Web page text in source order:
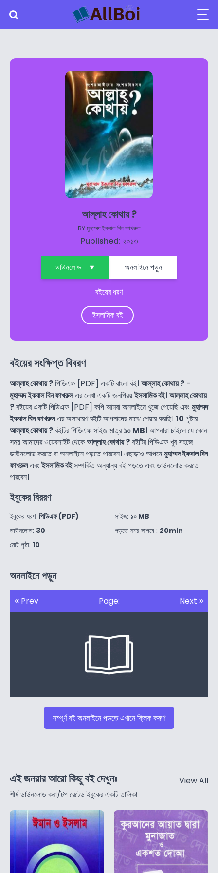
আল্লাহ কোথায় ?
BYমুহাম্মদ ইকবাল বিন ফাখরুল
Published: ২০১৩
ডাউনলোড অনলাইনে পড়ুন
বইয়ের ধরণ
ইসলামিক বই
বইয়ের সংক্ষিপ্ত বিবরণ
আল্লাহ কোথায় ?পিডিএফ [PDF] একটি বাংলা বই। আল্লাহ কোথায় ? -
মুহাম্মদ ইকবাল বিন ফাখরুলএর লেখা একটি জনপ্রিয়ইসলামিক বই। আল্লাহ কোথায়
?বইয়ের একটি পিডিএফ [PDF] কপি আমরা অনলাইনে খুজে পেয়েছি এবংমুহাম্মদ
ইকবাল বিন ফাখরুলএর অসাধারণ বইটি আপনাদের মাঝে শেয়ার করছি। 10 পৃষ্টার
আল্লাহ কোথায় ?বইটির পিডিএফ সাইজ মাত্র১০ MB। আপনারা চাইলে যে কোন
সময় আমাদের ওয়েবসাইট থেকেআল্লাহ কোথায় ?বইটির পিডিএফ খুব সহজে
ডাউনলোড করতে বা অনলাইনে পড়তে পারবেন। এছাড়াও আপনেমুহাম্মদ ইকবাল বিন
ফাখরুলএবংইসলামিক বইসম্পর্কিত অন্যান্য বই পড়তে এবং ডাউনলোড করতে
পারবেন।
ইবুকের বিররণ
ইবুকের ধরণ: পিডিএফ (PDF)
ডাউনলোড: 30
মোট পৃষ্ঠা: 10
সাইজ: ১০ MB
পড়তে সময় লাগবে : 20min
অনলাইনে পড়ুন
Prev Page: Next
সম্পুর্ণ বই অনলাইনে পড়তে এখানে ক্লিক করুণ
এই জনরার আরো কিছু বই দেখুনঃ
শীর্ষ ডাউনলোড করা/টপ রেটেড ইবুকের একটি তালিকা
View All